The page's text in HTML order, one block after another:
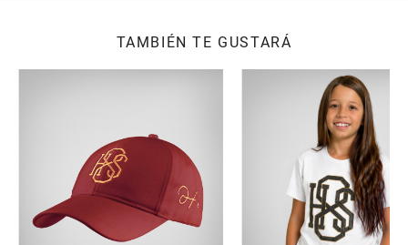
TAMBIÉN TE GUSTARÁ